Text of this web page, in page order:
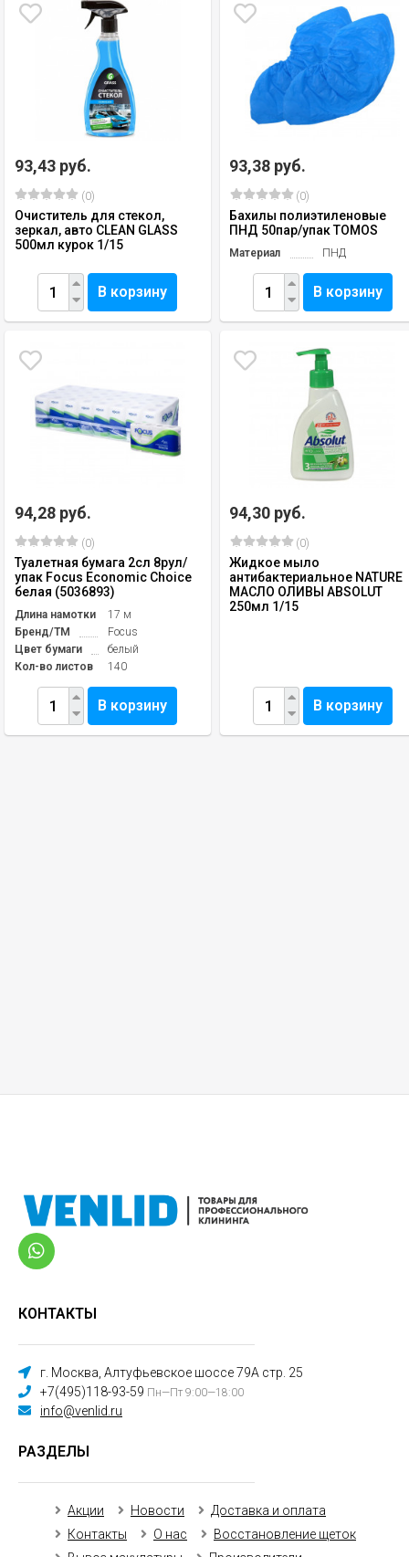
93,43 руб.
(0)
Очиститель для стекол,
зеркал, авто CLEAN GLASS
500мл курок 1/15
В корзину
93,38 руб.
(0)
Бахилы полиэтиленовые
ПНД 50пар/упак TOMOS
Материал ПНД
В корзину
94,28 руб.
(0)
Туалетная бумага 2сл 8рул/
упак Focus Economic Choice
белая (5036893)
Длина намотки
17 м
Бренд/TM
Focus
Цвет бумаги
белый
Кол-во листов
140
В корзину
94,30 руб.
(0)
Жидкое мыло
антибактериальное NATURE
МАСЛО ОЛИВЫ ABSOLUT
250мл 1/15
В корзину
КОНТАКТЫ
г. Москва, Алтуфьевское шоссе 79А стр. 25
+7(495)118-93-59 Пн—Пт 9:00—18:00
info@venlid.ru
РАЗДЕЛЫ
Акции Новости
Доставка и оплата
Контакты
О нас
Восстановление щеток